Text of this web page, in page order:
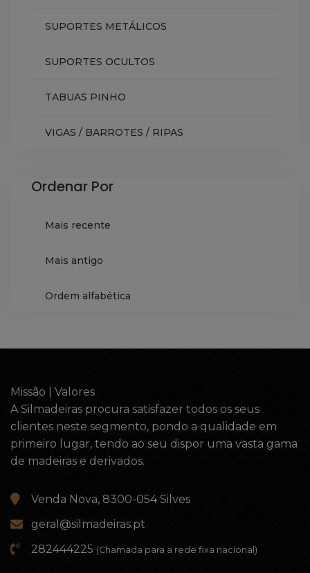
SUPORTES METÁLICOS
SUPORTES OCULTOS
TABUAS PINHO
VIGAS / BARROTES / RIPAS
Ordenar Por
Mais recente
Mais antigo
Ordem alfabética
Missão | Valores
A Silmadeiras procura satisfazer todos os seus
clientes neste segmento, pondo a qualidade em
primeiro lugar, tendo ao seu dispor uma vasta gama
de madeiras e derivados.
Venda Nova, 8300-054 Silves
geral@silmadeiras.pt
282444225 (Chamada para a rede fixa nacional)